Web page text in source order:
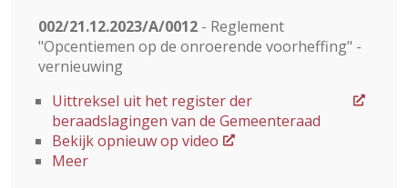
002/21.12.2023/A/0012 - Reglement
"Opcentiemen op de onroerende voorheffing" -
vernieuwing
Uittreksel uit het register der
beraadslagingen van de Gemeenteraad
Bekijk opnieuw op video
Meer